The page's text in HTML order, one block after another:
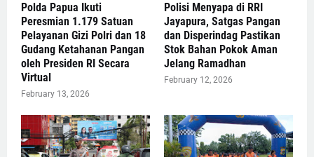
Polda Papua Ikuti
Peresmian 1.179 Satuan
Pelayanan Gizi Polri dan 18
Gudang Ketahanan Pangan
oleh Presiden RI Secara
Virtual
February 13, 2026
Polisi Menyapa di RRI
Jayapura, Satgas Pangan
dan Disperindag Pastikan
Stok Bahan Pokok Aman
Jelang Ramadhan
February 12, 2026